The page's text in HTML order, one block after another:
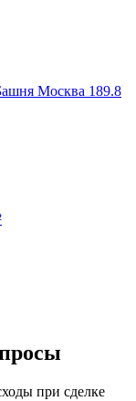
Москва 189.8
при сделке